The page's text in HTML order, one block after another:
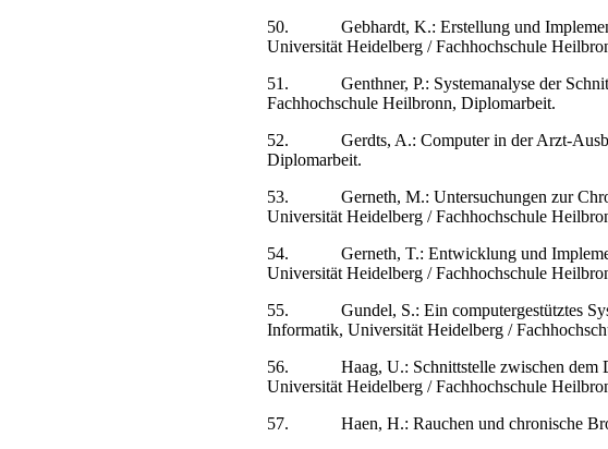
50.
Gebhardt, K.: Erstellung und
Universität Heidelberg / Fachhochschule
51.
Genthner, P.: Systemanalyse der
Fachhochschule Heilbronn, Diplomarbeit.
52.
Gerdts, A.: Computer in der Arzt-
Diplomarbeit.
53.
Gerneth, M.: Untersuchungen zur
Universität Heidelberg / Fachhochschule
54.
Gerneth, T.: Entwicklung und
Universität Heidelberg / Fachhochschule
55.
Gundel, S.: Ein computergestütztes
Informatik, Universität Heidelberg /
56.
Haag, U.: Schnittstelle zwischen
Universität Heidelberg / Fachhochschule
57.
Haen, H.: Rauchen und chronische